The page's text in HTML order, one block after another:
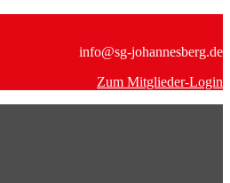
info@sg-johannesberg.de
Zum Mitglieder-Login